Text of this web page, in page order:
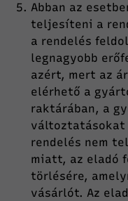
Abban az
teljesíteni a
a rendelés
legnagyobb
azért, mert az
elérhető a
raktárában, a
változtatásokat
rendelés nem
miatt, az eladó
törlésére,
vásárlót. Az